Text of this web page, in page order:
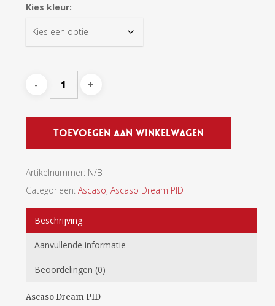
Kies kleur:
Toevoegen Aan Winkelwagen
Artikelnummer: N/B
Categorieën: Ascaso, Ascaso Dream PID
Beschrijving
Aanvullende informatie
Beoordelingen (0)
Ascaso Dream PID